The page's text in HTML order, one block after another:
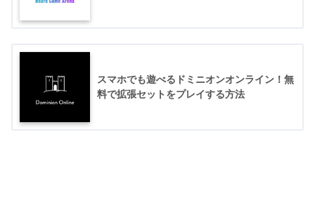
スマホでも遊べるドミニオンオンライン！無
料で拡張セットをプレイする方法